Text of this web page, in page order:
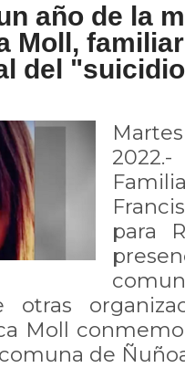
año de la
Moll,
del
para
otras
Moll
de